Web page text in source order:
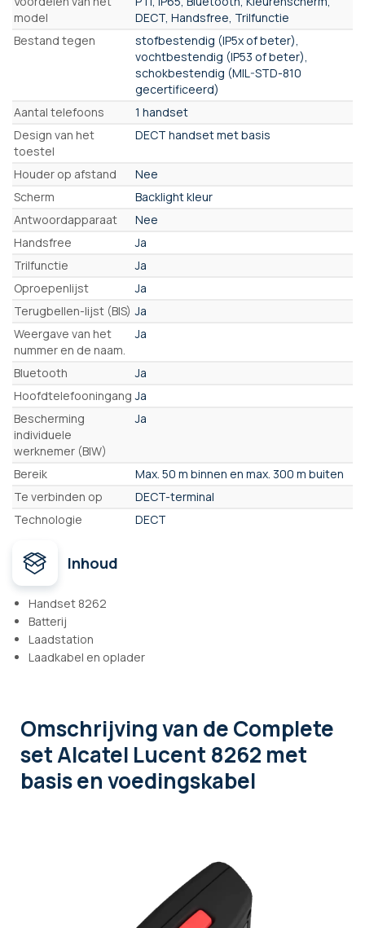
model
DECT, Handsfree, Trilfunctie
Bestand tegen
stofbestendig (IP5x of beter),
vochtbestendig (IP53 of beter),
schokbestendig (MIL-STD-810
gecertificeerd)
Aantal telefoons
1 handset
Design van het
toestel
DECT handset met basis
Houder op afstand
Nee
Scherm
Backlight kleur
Antwoordapparaat
Nee
Handsfree
Ja
Trilfunctie
Ja
Oproepenlijst
Ja
Terugbellen-lijst (BIS) Ja
Weergave van het
nummer en de naam.
Ja
Bluetooth
Ja
Hoofdtelefooningang Ja
Bescherming
individuele
werknemer (BIW)
Ja
Bereik
Max. 50 m binnen en max. 300 m buiten
Te verbinden op
DECT-terminal
Technologie
DECT
Inhoud
Handset 8262
Batterij
Laadstation
Laadkabel en oplader
Omschrijvingvan de Complete
set Alcatel Lucent 8262 met
basis en voedingskabel